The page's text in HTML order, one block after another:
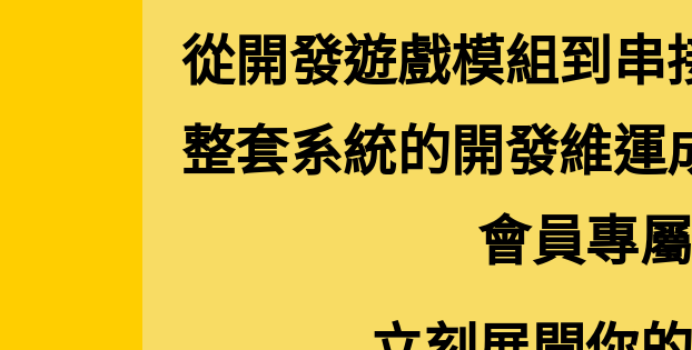
從開發遊戲模組到串
整套系統的開發維運
會員專